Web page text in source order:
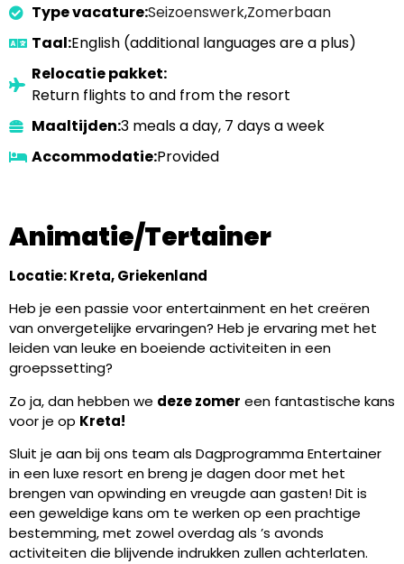
Type vacature:Seizoenswerk,Zomerbaan
Taal:English (additional languages are a plus)
Relocatie pakket:
Return flights to and from the resort
Maaltijden:3 meals a day, 7 days a week
Accommodatie:Provided
Animatie/Tertainer
Locatie: Kreta, Griekenland
Heb je een passie voor entertainment en het creëren
van onvergetelijke ervaringen? Heb je ervaring met het
leiden van leuke en boeiende activiteiten in een
groepssetting?
Zo ja, dan hebben we deze zomer een fantastische kans
voor je op Kreta!
Sluit je aan bij ons team als Dagprogramma Entertainer
in een luxe resort en breng je dagen door met het
brengen van opwinding en vreugde aan gasten! Dit is
een geweldige kans om te werken op een prachtige
bestemming, met zowel overdag als ’s avonds
activiteiten die blijvende indrukken zullen achterlaten.